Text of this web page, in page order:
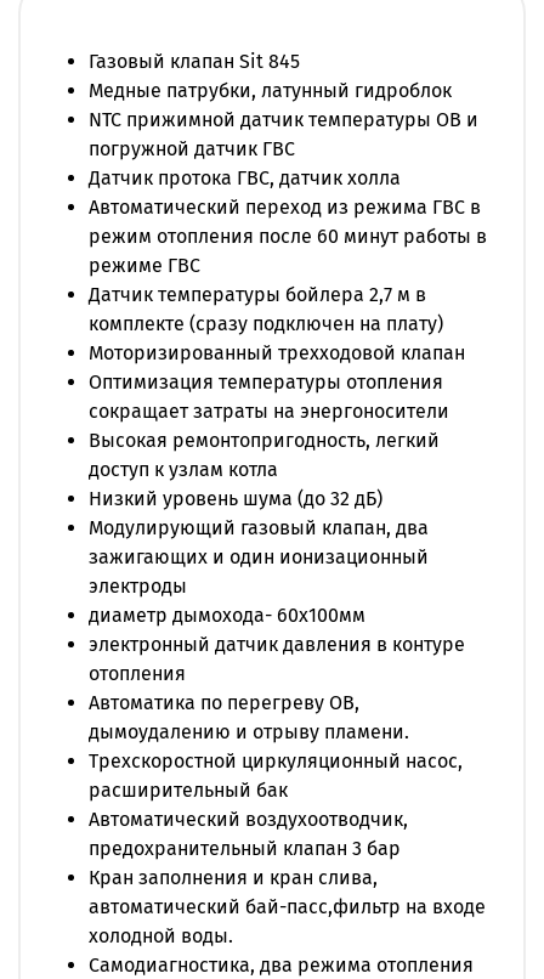
(радиаторы: или теплый пол: )
Отображение на дисплее модуляции пламени,
цифровая индикация кодов неисправности
Функция антизамерзания системы отопления ,
функция "Anti Frost" ,функция антиблокировки
насоса, функция "Зима-Лето"
Защита от превышения максимальной
температуры воды в отопительной
системе,защита от понижения давления
отопительной воды – электронная (котел будет
остановлен при падении давления
теплоносителя до 0,5 бар)
Газовый клапан Sit 845
Медные патрубки, латунный гидроблок
NTC прижимной датчик температуры ОВ и
погружной датчик ГВС
Датчик протока ГВС, датчик холла
Автоматический переход из режима ГВС в
режим отопления после 60 минут работы в
режиме ГВС
Датчик температуры бойлера 2,7 м в
комплекте (сразу подключен на плату)
Моторизированный трехходовой клапан
Оптимизация температуры отопления
сокращает затраты на энергоносители
Высокая ремонтопригодность, легкий
доступ к узлам котла
Низкий уровень шума (до 32 дБ)
Модулирующий газовый клапан, два
зажигающих и один ионизационный
электроды
диаметр дымохода- 60х100мм
электронный датчик давления в контуре
отопления
Автоматика по перегреву ОВ,
дымоудалению и отрыву пламени.
Трехскоростной циркуляционный насос,
расширительный бак
Автоматический воздухоотводчик,
предохранительный клапан 3 бар
Кран заполнения и кран слива,
автоматический бай-пасс,фильтр на входе
холодной воды.
Самодиагностика, два режима отопления